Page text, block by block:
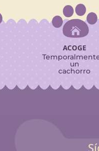

ACOGE
un
cachorro